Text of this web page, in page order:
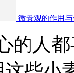
微景观的作用与
的人